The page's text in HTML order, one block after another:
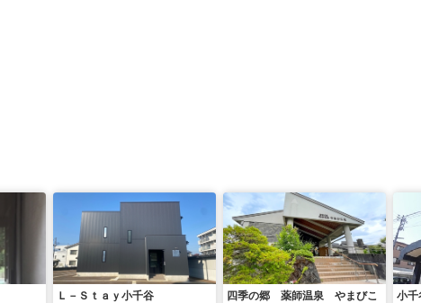
Ｌ－Ｓｔａｙ小千谷
四季の郷 薬師温泉 やまびこ
小千